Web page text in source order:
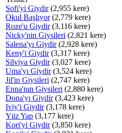
Sofi'yi Giydir(2,955 kere)
Okul Başlıyor(2,779 kere)
Roze'u Giydir(3,116 kere)
Nicky'nin Giysileri (2,821 kere)
Salena'yı Giydir(2,928 kere)
Keny'i Giydir(3,317 kere)
Silviya Giydir(3,027 kere)
Uma'yı Giydir(3,524 kere)
Jil'in Giysileri (2,747 kere)
Enna'nın Giysileri (2,880 kere)
Dona'yı Giydir(3,423 kere)
Iviy'i Giydir(3,178 kere)
Yüz Yap (3,177 kere)
Kori'yi Giydir(3,850 kere)